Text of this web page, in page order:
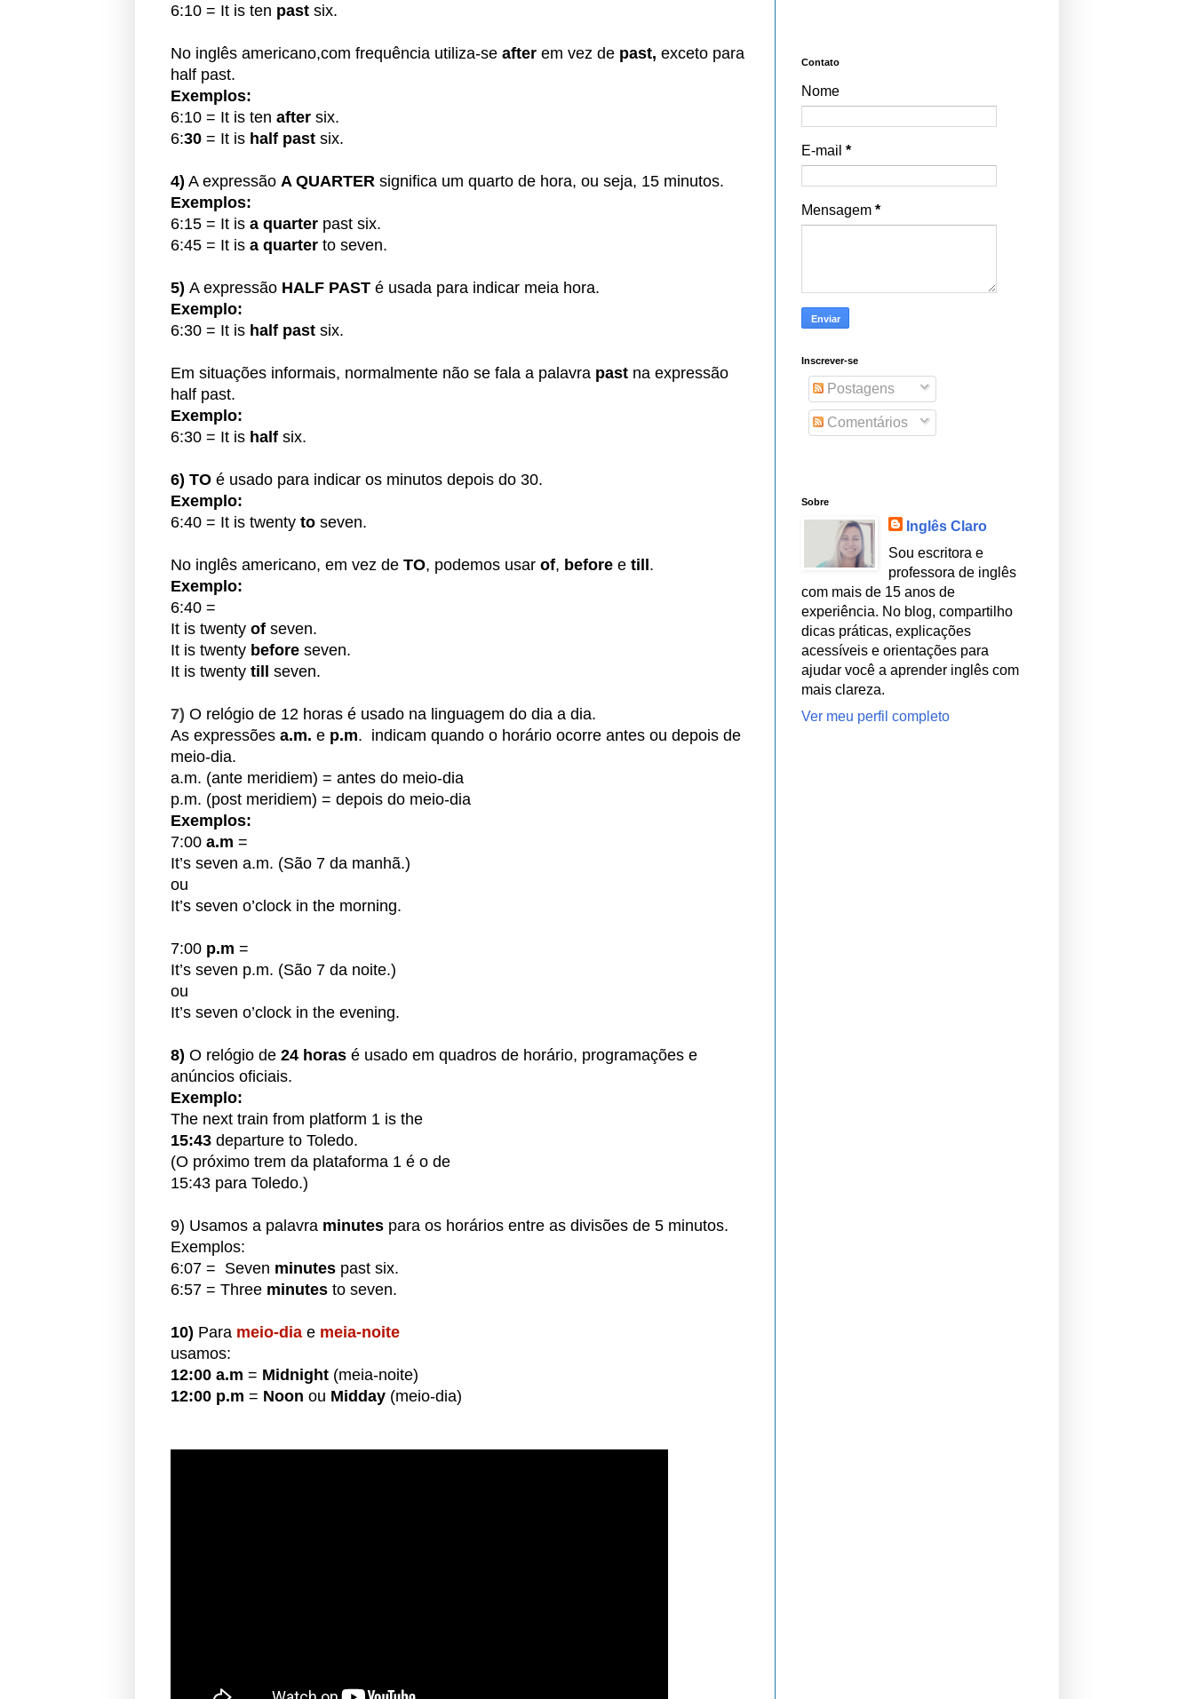
6:10 = It is ten past six.
No inglês americano,com frequência utiliza-se after em vez de past, exceto para
half past.
Exemplos:
6:10 = It is ten after six.
6:30 = It is half past six.
4) A expressão A QUARTER significa um quarto de hora, ou seja, 15 minutos.
Exemplos:
6:15 = It is a quarter past six.
6:45 = It is a quarter to seven.
5) A expressão HALF PAST é usada para indicar meia hora.
Exemplo:
6:30 = It is half past six.
Em situações informais, normalmente não se fala a palavra past na expressão
half past.
Exemplo:
6:30 = It is half six.
6) TO é usado para indicar os minutos depois do 30.
Exemplo:
6:40 = It is twenty to seven.
No inglês americano, em vez de TO, podemos usar of, before e till .
Exemplo:
6:40 =
It is twenty of seven.
It is twenty before seven.
It is twenty till seven.
7) O relógio de 12 horas é usado na linguagem do dia a dia.
As expressões a.m. e p.m. indicam quando o horário ocorre antes ou depois de
meio-dia.
a.m. (ante meridiem) = antes do meio-dia
p.m. (post meridiem) = depois do meio-dia
Exemplos:
7:00 a.m =
It’s seven a.m. (São 7 da manhã.)
ou
It’s seven o’clock in the morning.
7:00 p.m =
It’s seven p.m. (São 7 da noite.)
ou
It’s seven o’clock in the evening.
8) O relógio de 24 horas é usado em quadros de horário, programações e
anúncios oficiais.
Exemplo:
The next train from platform 1 is the
15:43 departure to Toledo.
(O próximo trem da plataforma 1 é o de
15:43 para Toledo.)
9) Usamos a palavra minutes para os horários entre as divisões de 5 minutos.
Exemplos:
6:07 = Seven minutes past six.
6:57 = Three minutes to seven.
10) Para meio-dia e meia-noite
usamos:
12:00 a.m = Midnight (meia-noite)
12:00 p.m = Noon ou Midday (meio-dia)
Contato
Nome
E-mail *
Mensagem *
Inscrever-se
Postagens
Comentários
Sobre
Inglês Claro
Sou escritora e
professora de inglês
com mais de 15 anos de
experiência. No blog, compartilho
dicas práticas, explicações
acessíveis e orientações para
ajudar você a aprender inglês com
mais clareza.
Ver meu perfil completo